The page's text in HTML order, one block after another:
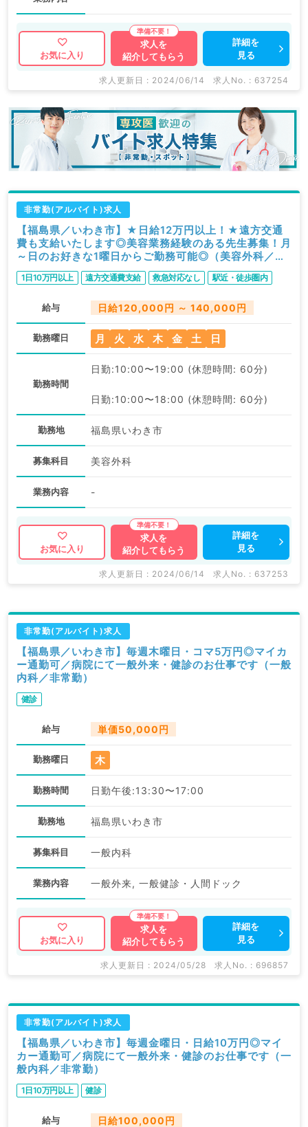
お気に入り
求人を
紹介してもらう
詳細を
見る
求人更新日 : 2024/06/14 求人No. : 637254
非常勤(アルバイト)求人
【福島県／いわき市】★日給12万円以上！★遠方交通
費も支給いたします◎美容業務経験のある先生募集！月
～日のお好きな1曜日からご勤務可能◎（美容外科／非
常勤）
1日10万円以上 遠方交通費支給 救急対応なし 駅近・徒歩圏内
給与 日給120,000円 ～ 140,000円
勤務曜日 月 火 水 木 金 土 日
勤務時間
日勤:10:00〜19:00 (休憩時間: 60分)
日勤:10:00〜18:00 (休憩時間: 60分)
勤務地 福島県いわき市
募集科目 美容外科
業務内容 -
お気に入り
求人を
紹介してもらう
詳細を
見る
求人更新日 : 2024/06/14 求人No. : 637253
非常勤(アルバイト)求人
【福島県／いわき市】毎週木曜日・コマ5万円◎マイカ
ー通勤可／病院にて一般外来・健診のお仕事です（一般
内科／非常勤）
健診
給与 単価50,000円
勤務曜日 木
勤務時間 日勤午後:13:30〜17:00
勤務地 福島県いわき市
募集科目 一般内科
業務内容 一般外来, 一般健診・人間ドック
お気に入り
求人を
紹介してもらう
詳細を
見る
求人更新日 : 2024/05/28 求人No. : 696857
非常勤(アルバイト)求人
【福島県／いわき市】毎週金曜日・日給10万円◎マイ
カー通勤可／病院にて一般外来・健診のお仕事です（一
般内科／非常勤）
1日10万円以上 健診
給与 日給100,000円